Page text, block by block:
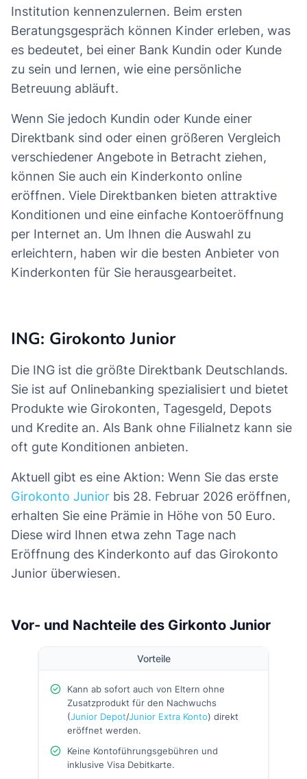
Institution kennenzulernen. Beim ersten
Beratungsgespräch können Kinder erleben, was
es bedeutet, bei einer Bank Kundin oder Kunde
zu sein und lernen, wie eine persönliche
Betreuung abläuft.
Wenn Sie jedoch Kundin oder Kunde einer
Direktbank sind oder einen größeren Vergleich
verschiedener Angebote in Betracht ziehen,
können Sie auch ein Kinderkonto online
eröffnen. Viele Direktbanken bieten attraktive
Konditionen und eine einfache Kontoeröffnung
per Internet an. Um Ihnen die Auswahl zu
erleichtern, haben wir die besten Anbieter von
Kinderkonten für Sie herausgearbeitet.
ING: Girokonto Junior
Die ING ist die größte Direktbank Deutschlands.
Sie ist auf Onlinebanking spezialisiert und bietet
Produkte wie Girokonten, Tagesgeld, Depots
und Kredite an. Als Bank ohne Filialnetz kann sie
oft gute Konditionen anbieten.
Aktuell gibt es eine Aktion: Wenn Sie das erste
Girokonto Junior bis 28. Februar 2026 eröffnen,
erhalten Sie eine Prämie in Höhe von 50 Euro.
Diese wird Ihnen etwa zehn Tage nach
Eröffnung des Kinderkonto auf das Girokonto
Junior überwiesen.
Vor- und Nachteile des Girkonto Junior
Vorteile
Kann ab sofort auch von Eltern ohne
Zusatzprodukt für den Nachwuchs
(Junior Depot/Junior Extra Konto) direkt
eröffnet werden.
Keine Kontoführungsgebühren und
inklusive Visa Debitkarte.